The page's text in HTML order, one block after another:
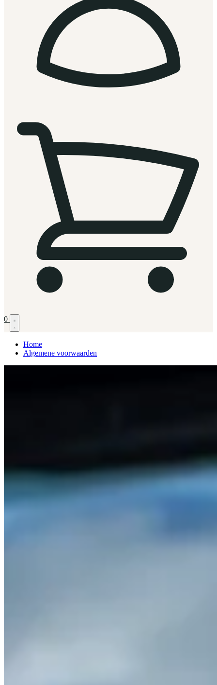
0
Home
Algemene voorwaarden